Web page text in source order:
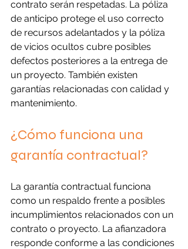
contrato serán respetadas. La póliza
de anticipo protege el uso correcto
de recursos adelantados y la póliza
de vicios ocultos cubre posibles
defectos posteriores a la entrega de
un proyecto. También existen
garantías relacionadas con calidad y
mantenimiento.
¿Cómo funciona una
garantía contractual?
La garantía contractual funciona
como un respaldo frente a posibles
incumplimientos relacionados con un
contrato o proyecto. La afianzadora
responde conforme a las condiciones